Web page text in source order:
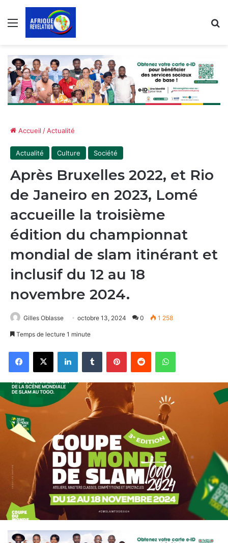
Menu
Accueil /Actualité
Actualité Culture Société
Après Bruxelles 2022, et Rio
de Janeiro en 2023, Lomé
accueille la troisième
édition du championnat
mondial de slam itinérant et
inclusif du 12 au 18
novembre 2024.
Gilles Oblasse octobre 13, 2024 0 1 258
Temps de lecture 1 minute
Facebook
X LinkedinTumblr PinterestReddit WhatsApp